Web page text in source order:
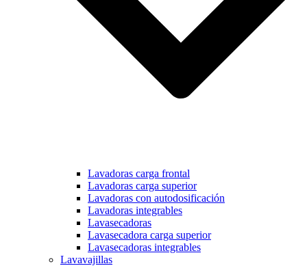
Lavadoras carga frontal
Lavadoras carga superior
Lavadoras con autodosificación
Lavadoras integrables
Lavasecadoras
Lavasecadora carga superior
Lavasecadoras integrables
Lavavajillas